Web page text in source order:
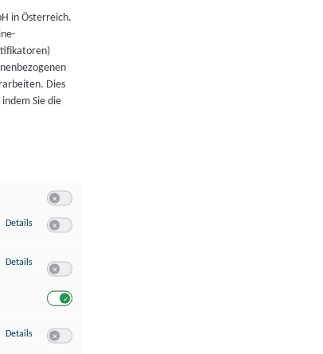
in Österreich.
Dies
Sie die
Details zu Speichern von oder Zugriff auf Informationen auf einem Endgerät
Details zu Verwendung reduzierter Daten zur Auswahl von Werbeanzeigen
Details zu Erstellung von Profilen für personalisierte Werbung